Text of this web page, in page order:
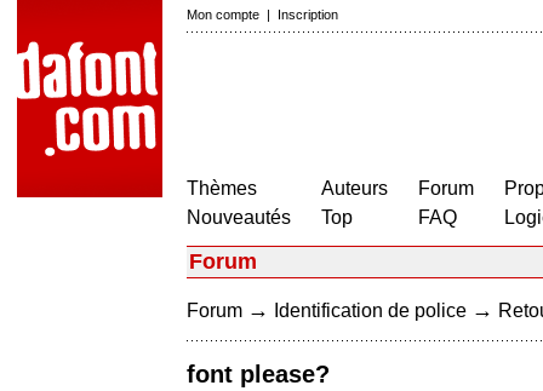
Mon compte | Inscription
Thèmes
Nouveautés
Auteurs
Top
Forum
FAQ
Forum
Forum → Identification de police →
font please?